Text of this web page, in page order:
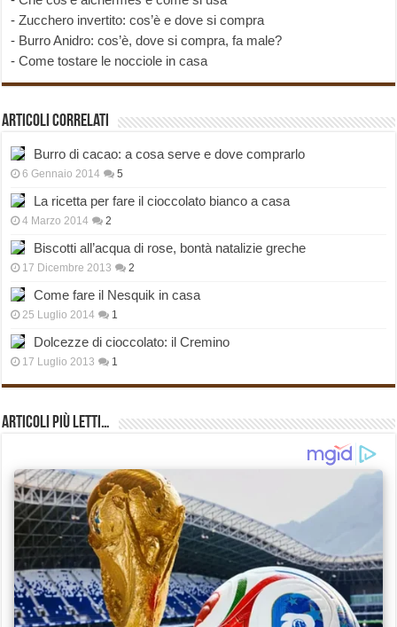
-Zucchero invertito: cos’è e dove si compra
- Burro Anidro: cos’è, dove si compra, fa male?
-Come tostare le nocciole in casa
Articoli correlati
Burro di cacao: a cosa serve e dove comprarlo
6 Gennaio 2014 5
La ricetta per fare il cioccolato bianco a casa
4 Marzo 2014 2
Biscotti all’acqua di rose, bontà natalizie greche
17 Dicembre 2013 2
Come fare il Nesquik in casa
25 Luglio 2014 1
Dolcezze di cioccolato: il Cremino
17 Luglio 2013 1
Articoli più Letti…